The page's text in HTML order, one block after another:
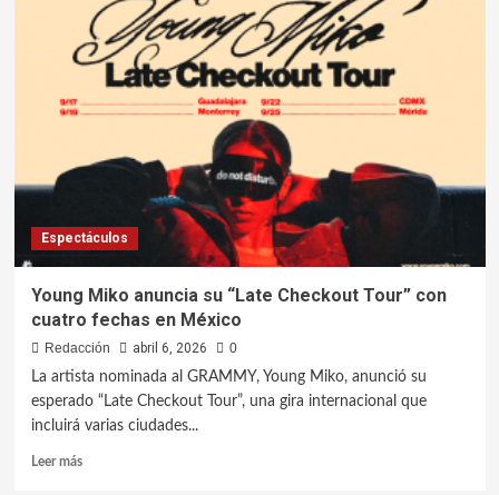
Espectáculos
Young Miko anuncia su “Late Checkout Tour” con
cuatro fechas en México
Redacción abril 6, 2026
0
La artista nominada al GRAMMY, Young Miko, anunció su
esperado “Late Checkout Tour”, una gira internacional que
incluirá varias ciudades...
Leer más